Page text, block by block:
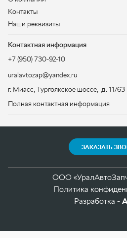
г. Миасс, Тургоякское шоссе, д. 11/63
Полная контактная информация
Политика